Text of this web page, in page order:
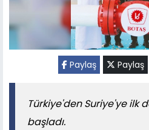
Paylaş Paylaş
Türkiye'den Suriye'ye ilk
başladı.